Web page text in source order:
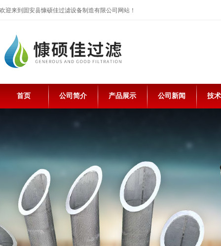
欢迎来到固安县慷硕佳过滤设备制造有限公司网站！
首页 公司简介 产品展示 公司新闻 技